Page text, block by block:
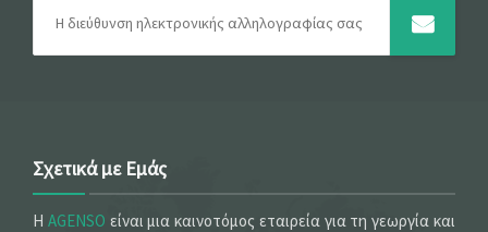
Σχετικά με Εμάς
Η AGENSO είναι μια καινοτόμος εταιρεία για τη γεωργία και